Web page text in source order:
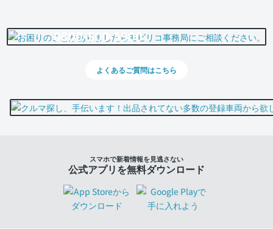
0800-500-5500
よくあるご質問はこちら
スマホで新着情報を見逃さない
公式アプリを無料ダウンロード